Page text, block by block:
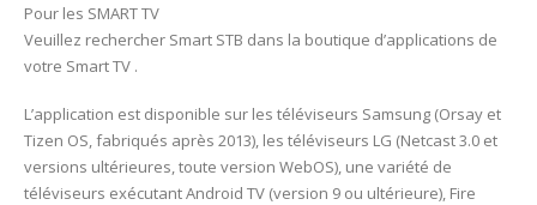
Pour les SMART TV
Veuillez rechercher Smart STB dans la boutique d’applications de
votre Smart TV .
L’application est disponible sur les téléviseurs Samsung (Orsay et
Tizen OS, fabriqués après 2013), les téléviseurs LG (Netcast 3.0 et
versions ultérieures, toute version WebOS), une variété de
téléviseurs exécutant Android TV (version 9 ou ultérieure), Fire